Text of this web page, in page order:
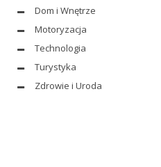
Dom i Wnętrze
Motoryzacja
Technologia
Turystyka
Zdrowie i Uroda